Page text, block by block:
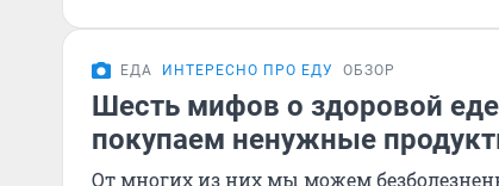
ЕДА ИНТЕРЕСНО ПРО ЕДУ ОБЗОР
Шесть мифов о здоровой
покупаем ненужные
От многих из них мы можем